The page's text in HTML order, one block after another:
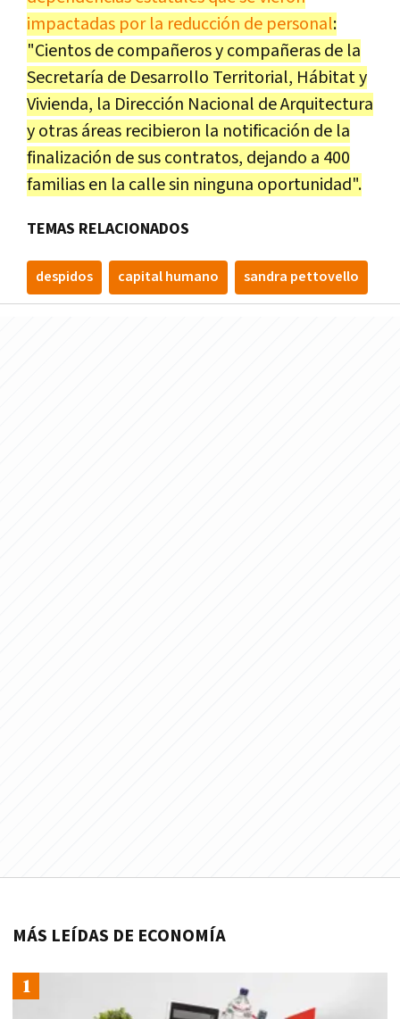
impactadas por la reducción de personal:
"Cientos de compañeros y compañeras de la
Secretaría de Desarrollo Territorial, Hábitat y
Vivienda, la Dirección Nacional de Arquitectura
y otras áreas recibieron la notificación de la
finalización de sus contratos, dejando a 400
familias en la calle sin ninguna oportunidad".
TEMAS RELACIONADOS
despidos capital humano sandra pettovello
MÁS LEÍDAS DE ECONOMÍA